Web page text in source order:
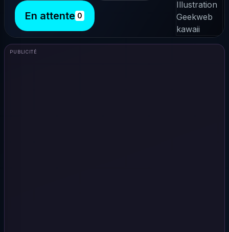
En attente 0
PUBLICITÉ